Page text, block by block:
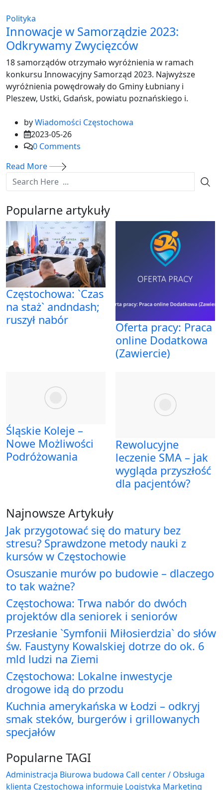
Polityka
Innowacje w Samorządzie 2023:
Odkrywamy Zwycięzców
18 samorządów otrzymało wyróżnienia w ramach
konkursu Innowacyjny Samorząd 2023. Najwyższe
wyróżnienia powędrowały do Gminy Łubniany i
Pleszew, Ustki, Gdańsk, powiatu poznańskiego i.
byWiadomości Częstochowa
2023-05-26
0 Comments
Read More
Popularne artykuły
Częstochowa: `Czas
na staż` andndash;
ruszył nabór
Oferta pracy: Praca
online Dodatkowa
(Zawiercie)
Śląskie Koleje –
Nowe Możliwości
Podróżowania
Rewolucyjne
leczenie SMA – jak
wygląda przyszłość
dla pacjentów?
Najnowsze Artykuły
Jak przygotować się do matury bez
stresu? Sprawdzone metody nauki z
kursów w Częstochowie
Osuszanie murów po budowie – dlaczego
to tak ważne?
Częstochowa: Trwa nabór do dwóch
projektów dla seniorek i seniorów
Przesłanie `Symfonii Miłosierdzia` do słów
św. Faustyny Kowalskiej dotrze do ok. 6
mld ludzi na Ziemi
Częstochowa: Lokalne inwestycje
drogowe idą do przodu
Kuchnia amerykańska w Łodzi – odkryj
smak steków, burgerów i grillowanych
specjałów
Popularne TAGI
Administracja Biurowa budowa Call center / Obsługa
klienta Częstochowa informuje Logistyka Marketing